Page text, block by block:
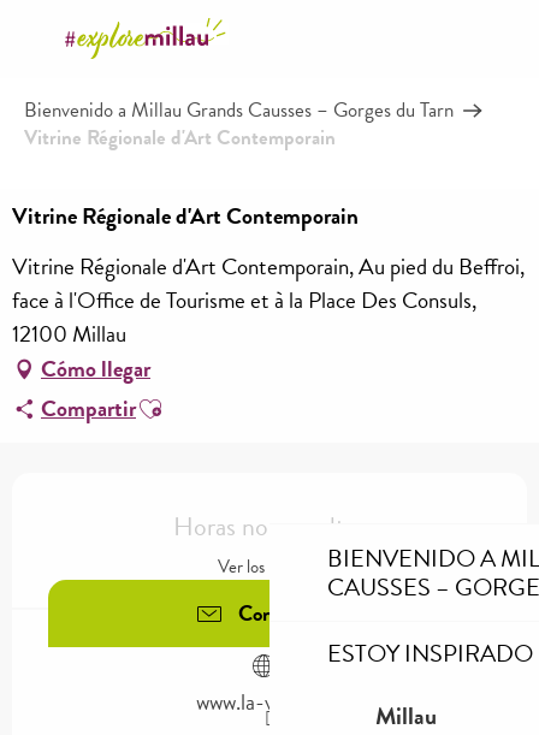
principal
BIENVENIDO A
CAUSSES –
ESTOY INSPIRADO
Millau
Bienvenido a Millau Grands Causses – Gorges du Tarn
Vitrine Régionale d'Art Contemporain
Vitrine Régionale d'Art Contemporain
Vitrine Régionale d'Art Contemporain, Au pied du Beffroi,
face à l'Office de Tourisme et à la Place Des Consuls,
12100 Millau
Cómo llegar
CompartirAjouter aux favoris
Horas no resueltas
Ver los horarios
Contáctenos
www.la-vrac.com